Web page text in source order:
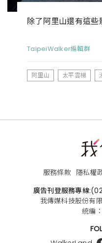
除了阿里山還有這
TaipeiWalker編輯群
阿里山 太平雲梯
服務條款 隱私權
廣告刊登服務專線:
我傳媒科技股份有
統編